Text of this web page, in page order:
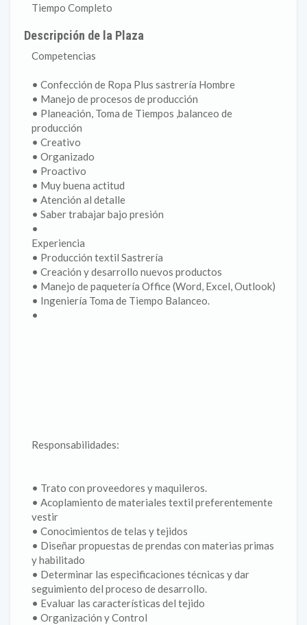
Tiempo Completo
Descripción de la Plaza
Competencias
• Confección de Ropa Plus sastrería Hombre
• Manejo de procesos de producción
• Planeación, Toma de Tiempos ,balanceo de
producción
• Creativo
• Organizado
• Proactivo
• Muy buena actitud
• Atención al detalle
• Saber trabajar bajo presión
•
Experiencia
• Producción textil Sastrería
• Creación y desarrollo nuevos productos
• Manejo de paquetería Office (Word, Excel, Outlook)
• Ingeniería Toma de Tiempo Balanceo.
•
Responsabilidades:
• Trato con proveedores y maquileros.
• Acoplamiento de materiales textil preferentemente
vestir
• Conocimientos de telas y tejidos
• Diseñar propuestas de prendas con materias primas
y habilitado
• Determinar las especificaciones técnicas y dar
seguimiento del proceso de desarrollo.
• Evaluar las características del tejido
• Organización y Control